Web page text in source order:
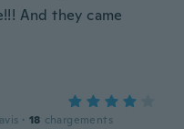
And they came
avis · 18 chargements